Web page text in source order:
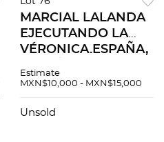
MARCIAL LALANDA
EJECUTANDO LA
VÉRONICA.ESPAÑA,
Firmado "C Ruano
31 x 31 cm.
Estimate
MXN$10,000 - MXN$15,000
Unsold